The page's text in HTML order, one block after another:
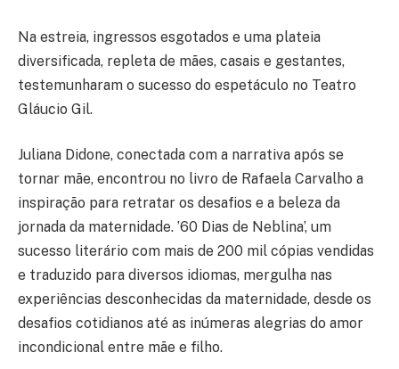
Na estreia, ingressos esgotados e uma plateia
diversificada, repleta de mães, casais e gestantes,
testemunharam o sucesso do espetáculo no Teatro
Gláucio Gil.
Juliana Didone, conectada com a narrativa após se
tornar mãe, encontrou no livro de Rafaela Carvalho a
inspiração para retratar os desafios e a beleza da
jornada da maternidade. ’60 Dias de Neblina’, um
sucesso literário com mais de 200 mil cópias vendidas
e traduzido para diversos idiomas, mergulha nas
experiências desconhecidas da maternidade, desde os
desafios cotidianos até as inúmeras alegrias do amor
incondicional entre mãe e filho.